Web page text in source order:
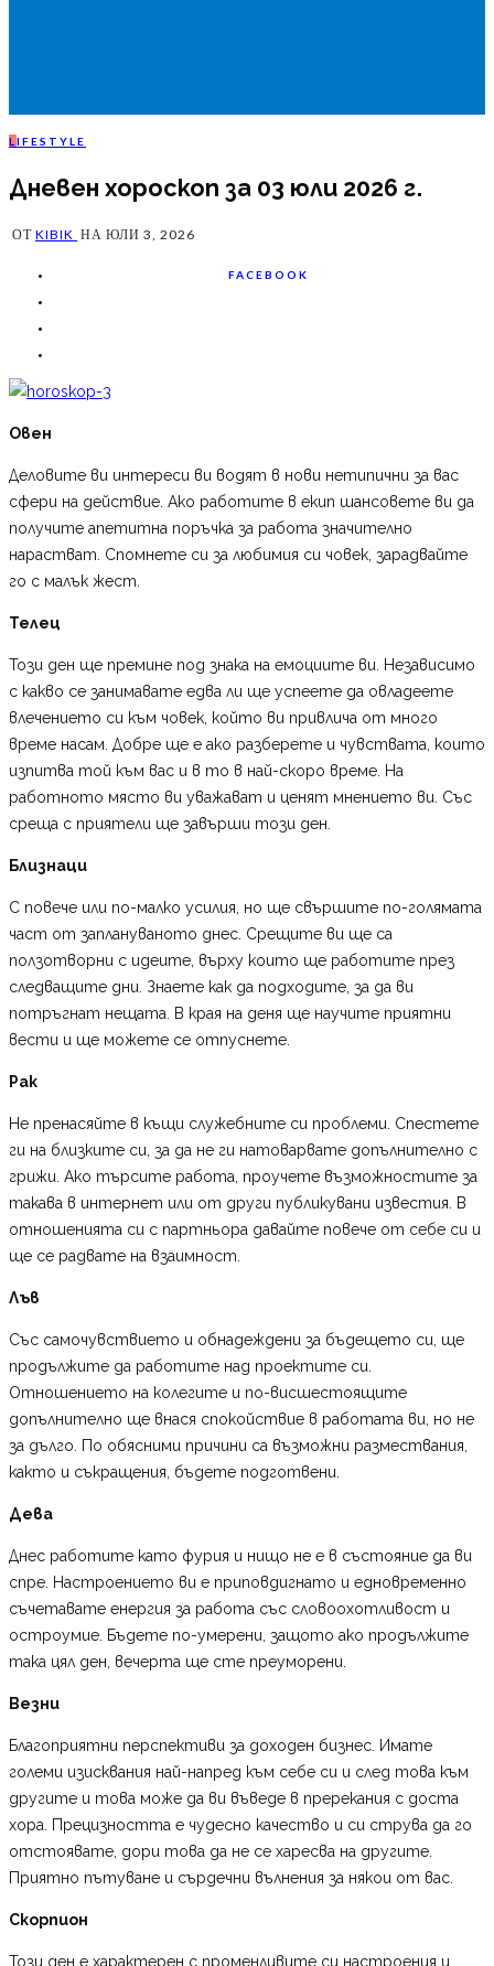
L IFESTYLE
Дневен хороскоп за 03 юли 2026 г.
ОТ KIBIK НА ЮЛИ 3, 2026
FACEBOOK
Овен
Деловите ви интереси ви водят в нови нетипични за вас
сфери на действие. Ако работите в екип шансовете ви да
получите апетитна поръчка за работа значително
нарастват. Спомнете си за любимия си човек, зарадвайте
го с малък жест.
Телец
Този ден ще премине под знака на емоциите ви. Независимо
с какво се занимавате едва ли ще успеете да овладеете
влечението си към човек, който ви привлича от много
време насам. Добре ще е ако разберете и чувствата, които
изпитва той към вас и в то в най-скоро време. На
работното място ви уважават и ценят мнението ви. Със
среща с приятели ще завърши този ден.
Близнаци
С повече или по-малко усилия, но ще свършите по-голямата
част от заплануваното днес. Срещите ви ще са
ползотворни с идеите, върху които ще работите през
следващите дни. Знаете как да подходите, за да ви
потръгнат нещата. В края на деня ще научите приятни
вести и ще можете се отпуснете.
Рак
Не пренасяйте в къщи служебните си проблеми. Спестете
ги на близките си, за да не ги натоварвате допълнително с
грижи. Ако търсите работа, проучете възможностите за
такава в интернет или от други публикувани известия. В
отношенията си с партньора давайте повече от себе си и
ще се радвате на взаимност.
Лъв
Със самочувствието и обнадеждени за бъдещето си, ще
продължите да работите над проектите си.
Отношението на колегите и по-висшестоящите
допълнително ще внася спокойствие в работата ви, но не
за дълго. По обясними причини са възможни размествания,
както и съкращения, бъдете подготвени.
Дева
Днес работите като фурия и нищо не е в състояние да ви
спре. Настроението ви е приповдигнато и едновременно
съчетавате енергия за работа със словоохотливост и
остроумие. Бъдете по-умерени, защото ако продължите
така цял ден, вечерта ще сте преуморени.
Везни
Благоприятни перспективи за доходен бизнес. Имате
големи изисквания най-напред към себе си и след това към
другите и това може да ви въведе в пререкания с доста
хора. Прецизността е чудесно качество и си струва да го
отстоявате, дори това да не се харесва на другите.
Приятно пътуване и сърдечни вълнения за някои от вас.
Скорпион
Този ден е характерен с променливите си настроения и